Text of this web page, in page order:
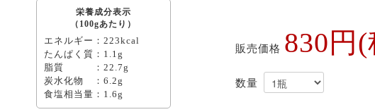
栄養成分表示
（100gあたり）
エネルギー：223kcal
たんぱく質：1.1g
脂質 ：22.7g
炭水化物 ：6.2g
食塩相当量：1.6g
販売価格 830円